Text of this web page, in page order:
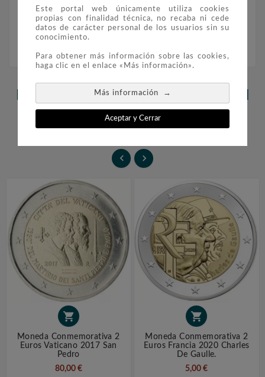
Este portal web únicamente utiliza cookies
propias con finalidad técnica, no recaba ni cede
datos de carácter personal de los usuarios sin su
conocimiento.
Para obtener más información sobre las cookies,
haga clic en el enlace «Más información».
Más información →
Aceptar y Cerrar
ΘEPMOΠYΛΩΝ” (2500 años de la batalla de las
Termópilas).
LOS CLIENTES QUE ADQUIRIERON
ESTE PRODUCTO TAMBIÉN
 

Moneda Conmemorativa 2
Euros Vaticano 2017 San
Pedro
80,00 €

Moneda Conmemorativa 2
Euros Francia 2020 Charles
De Gaulle.
5,00 €